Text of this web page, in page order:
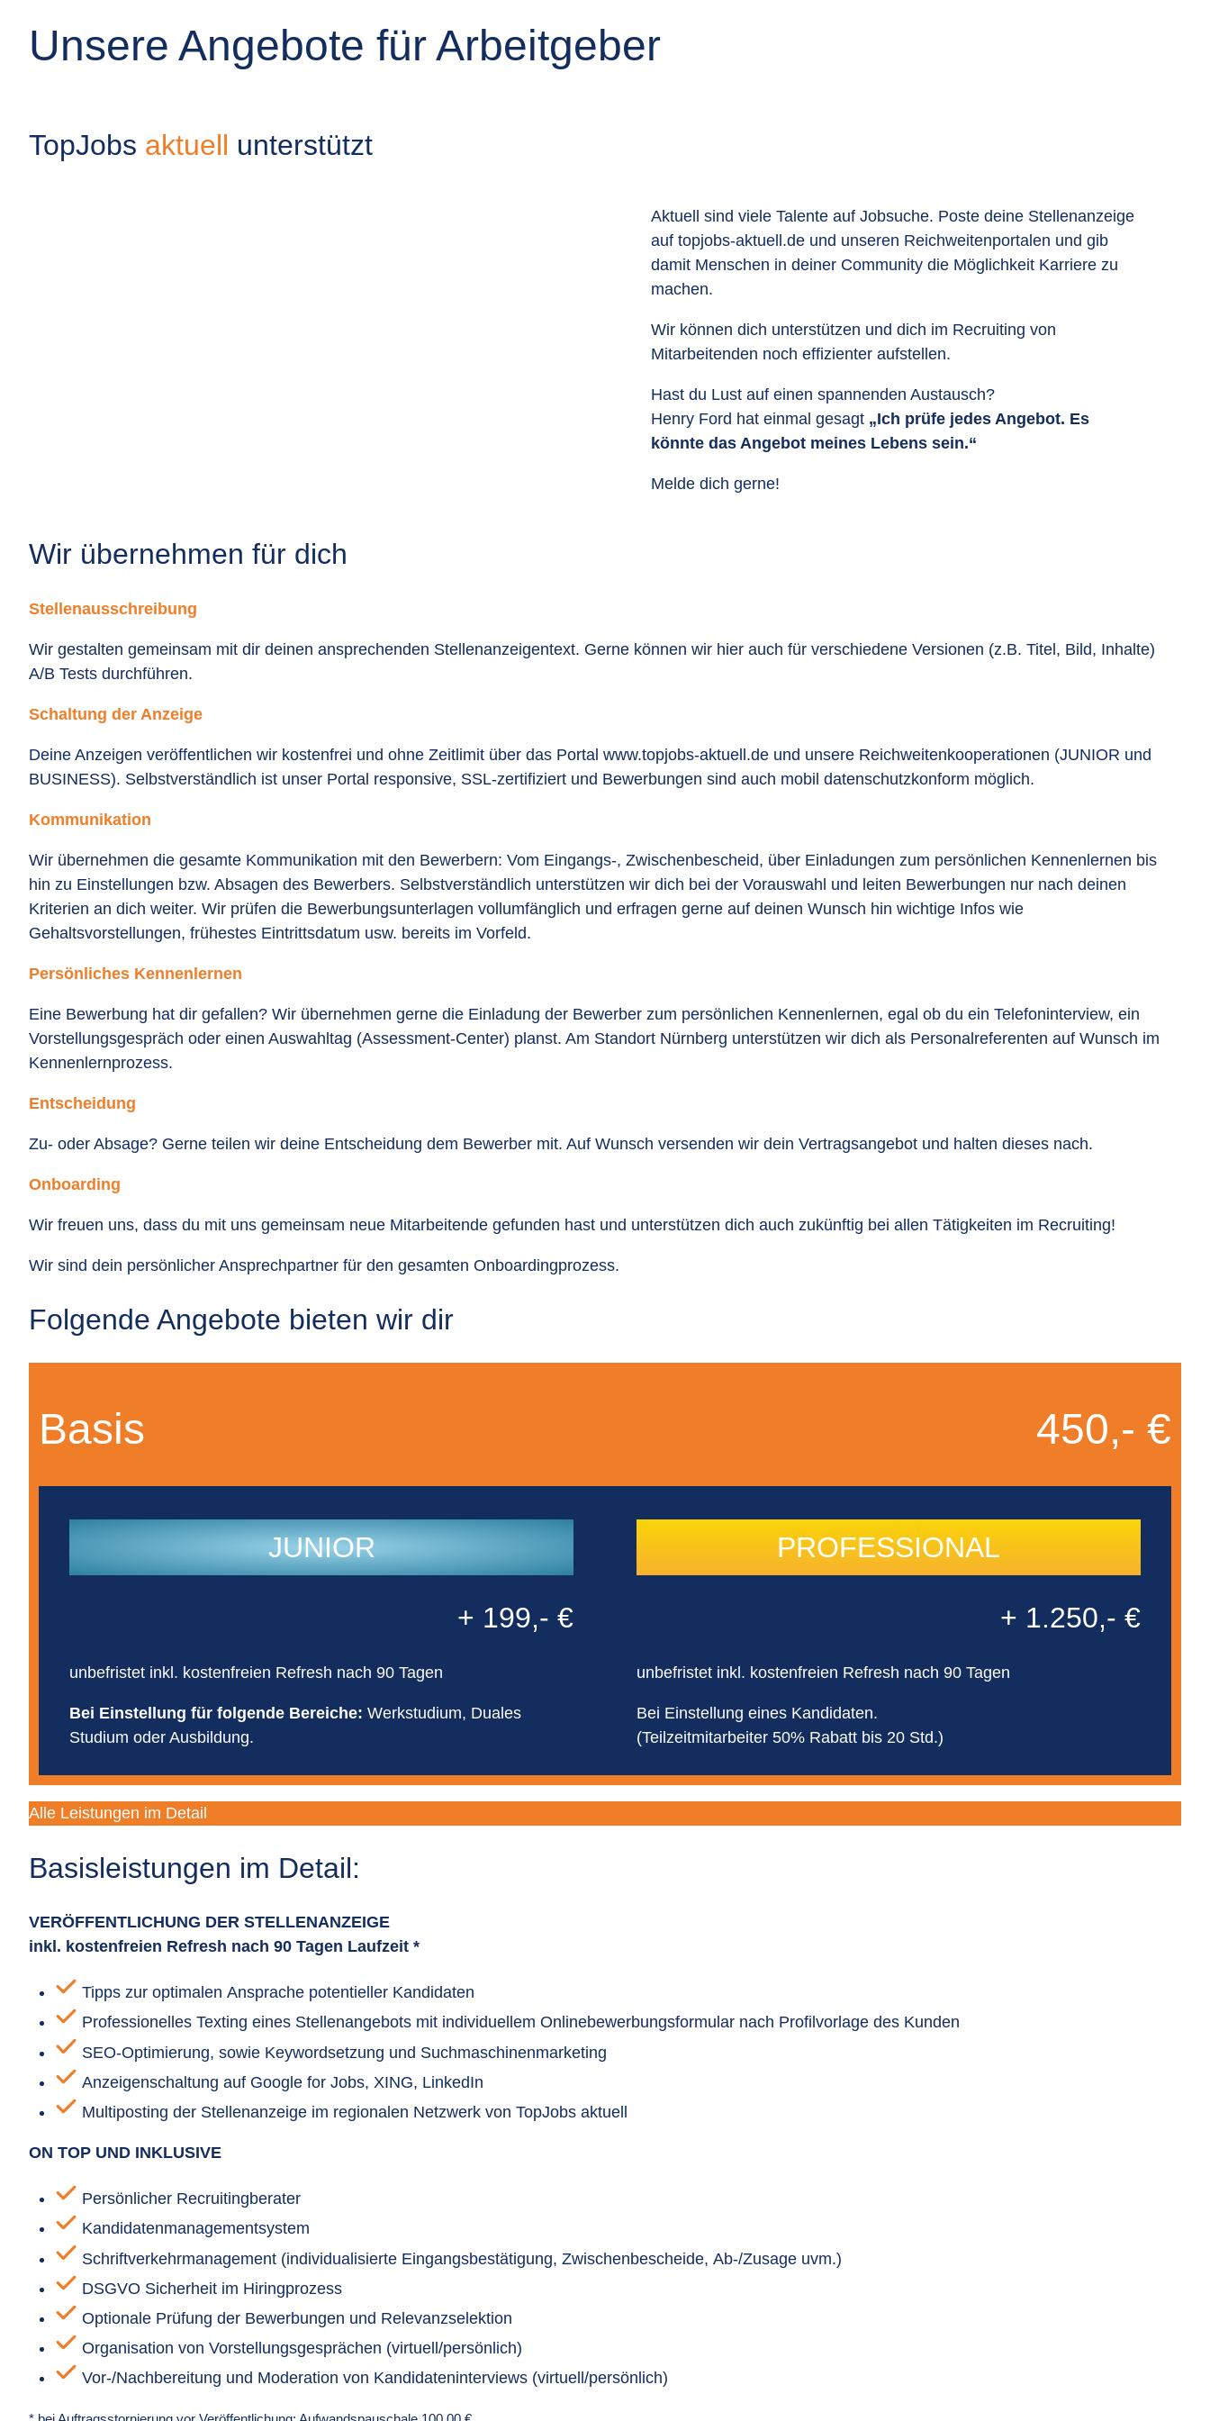
Unsere Angebote für Arbeitgeber
TopJobs aktuell unterstützt
Aktuell sind viele Talente auf Jobsuche. Poste deine Stellenanzeige
auf topjobs-aktuell.de und unseren Reichweitenportalen und gib
damit Menschen in deiner Community die Möglichkeit Karriere zu
machen.
Wir können dich unterstützen und dich im Recruiting von
Mitarbeitenden noch effizienter aufstellen.
Hast du Lust auf einen spannenden Austausch?
Henry Ford hat einmal gesagt „Ich prüfe jedes Angebot. Es
könnte das Angebot meines Lebens sein.“
Melde dich gerne!
Wir übernehmen für dich
Stellenausschreibung
Wir gestalten gemeinsam mit dir deinen ansprechenden Stellenanzeigentext. Gerne können wir hier auch für verschiedene Versionen (z.B. Titel, Bild, Inhalte)
A/B Tests durchführen.
Schaltung der Anzeige
Deine Anzeigen veröffentlichen wir kostenfrei und ohne Zeitlimit über das Portal www.topjobs-aktuell.de und unsere Reichweitenkooperationen (JUNIOR und
BUSINESS). Selbstverständlich ist unser Portal responsive, SSL-zertifiziert und Bewerbungen sind auch mobil datenschutzkonform möglich.
Kommunikation
Wir übernehmen die gesamte Kommunikation mit den Bewerbern: Vom Eingangs-, Zwischenbescheid, über Einladungen zum persönlichen Kennenlernen bis
hin zu Einstellungen bzw. Absagen des Bewerbers. Selbstverständlich unterstützen wir dich bei der Vorauswahl und leiten Bewerbungen nur nach deinen
Kriterien an dich weiter. Wir prüfen die Bewerbungsunterlagen vollumfänglich und erfragen gerne auf deinen Wunsch hin wichtige Infos wie
Gehaltsvorstellungen, frühestes Eintrittsdatum usw. bereits im Vorfeld.
Persönliches Kennenlernen
Eine Bewerbung hat dir gefallen? Wir übernehmen gerne die Einladung der Bewerber zum persönlichen Kennenlernen, egal ob du ein Telefoninterview, ein
Vorstellungsgespräch oder einen Auswahltag (Assessment-Center) planst. Am Standort Nürnberg unterstützen wir dich als Personalreferenten auf Wunsch im
Kennenlernprozess.
Entscheidung
Zu- oder Absage? Gerne teilen wir deine Entscheidung dem Bewerber mit. Auf Wunsch versenden wir dein Vertragsangebot und halten dieses nach.
Onboarding
Wir freuen uns, dass du mit uns gemeinsam neue Mitarbeitende gefunden hast und unterstützen dich auch zukünftig bei allen Tätigkeiten im Recruiting!
Wir sind dein persönlicher Ansprechpartner für den gesamten Onboardingprozess.
Folgende Angebote bieten wir dir
Basis 450,- €
JUNIOR
+ 199,- €
unbefristet inkl. kostenfreien Refresh nach 90 Tagen
Bei Einstellung für folgende Bereiche: Werkstudium, Duales
Studium oder Ausbildung.
PROFESSIONAL
+ 1.250,- €
unbefristet inkl. kostenfreien Refresh nach 90 Tagen
Bei Einstellung eines Kandidaten.
(Teilzeitmitarbeiter 50% Rabatt bis 20 Std.)
Alle Leistungen im Detail
Basisleistungen im Detail:
VERÖFFENTLICHUNG DER STELLENANZEIGE
inkl. kostenfreien Refresh nach 90 Tagen Laufzeit *
Tipps zur optimalen Ansprache potentieller Kandidaten
Professionelles Texting eines Stellenangebots mit individuellem Onlinebewerbungsformular nach Profilvorlage des Kunden
SEO-Optimierung, sowie Keywordsetzung und Suchmaschinenmarketing
Anzeigenschaltung auf Google for Jobs, XING, LinkedIn
Multiposting der Stellenanzeige im regionalen Netzwerk von TopJobs aktuell
ON TOP UND INKLUSIVE
Persönlicher Recruitingberater
Kandidatenmanagementsystem
Schriftverkehrmanagement (individualisierte Eingangsbestätigung, Zwischenbescheide, Ab-/Zusage uvm.)
DSGVO Sicherheit im Hiringprozess
Optionale Prüfung der Bewerbungen und Relevanzselektion
Organisation von Vorstellungsgesprächen (virtuell/persönlich)
Vor-/Nachbereitung und Moderation von Kandidateninterviews (virtuell/persönlich)